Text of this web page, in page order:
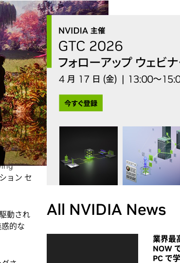
つ世
自然モ
ョン セ
動され
的な
All NVIDIA News
業界最
NOW
PC で